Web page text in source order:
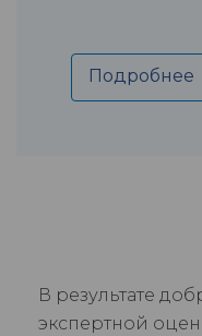
Подробнее
В результате
экспертной